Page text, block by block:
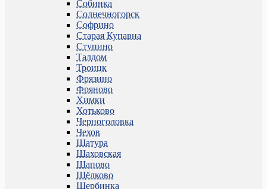
Собинка
Солнечногорск
Софрино
Старая Купавна
Ступино
Талдом
Троицк
Фрязино
Фряново
Химки
Хотьково
Черноголовка
Чехов
Шатура
Шаховская
Щапово
Щёлково
Щербинка